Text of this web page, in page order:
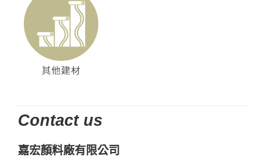
Contact us
嘉宏顏料廠有限公司